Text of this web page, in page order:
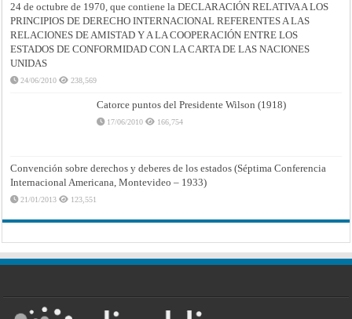
24 de octubre de 1970, que contiene la DECLARACIÓN RELATIVA A LOS
PRINCIPIOS DE DERECHO INTERNACIONAL REFERENTES A LAS
RELACIONES DE AMISTAD Y A LA COOPERACIÓN ENTRE LOS
ESTADOS DE CONFORMIDAD CON LA CARTA DE LAS NACIONES
UNIDAS
24/06/2010 238,569
Catorce puntos del Presidente Wilson (1918)
17/06/2010 166,754
Convención sobre derechos y deberes de los estados (Séptima Conferencia
Internacional Americana, Montevideo – 1933)
21/01/2013 123,551